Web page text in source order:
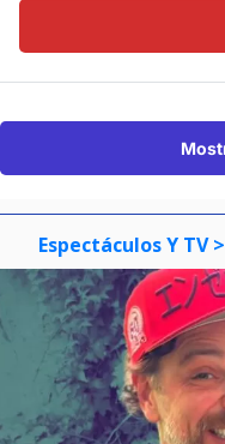
Espectáculos Y TV